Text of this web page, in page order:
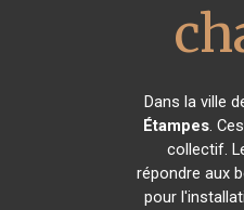
Dans la ville
Étampes.
collectif.
répondre aux
pour